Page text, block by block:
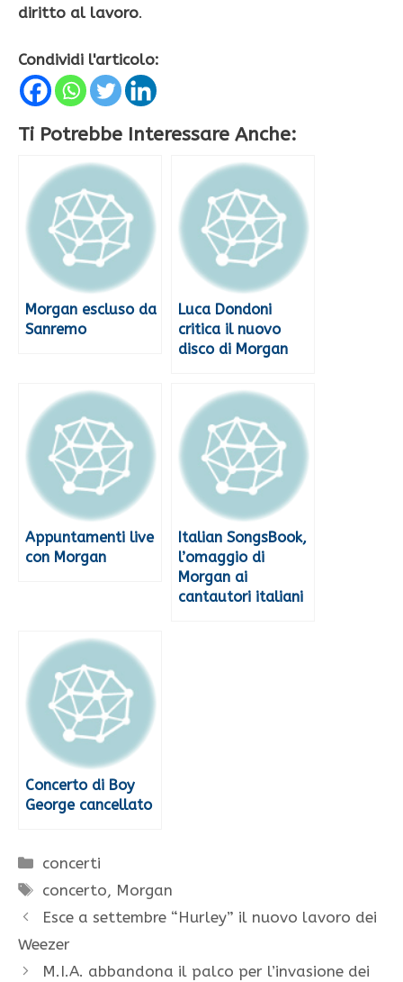
diritto al lavoro.
Condividi l'articolo:
Ti Potrebbe Interessare Anche:
Morgan escluso da
Sanremo
Luca Dondoni
critica il nuovo
disco di Morgan
Appuntamenti live
con Morgan
Italian SongsBook,
l’omaggio di
Morgan ai
cantautori italiani
Concerto di Boy
George cancellato
Categorie
concerti
Tag
concerto, Morgan
Esce a settembre “Hurley” il nuovo lavoro dei
Weezer
M.I.A. abbandona il palco per l’invasione dei